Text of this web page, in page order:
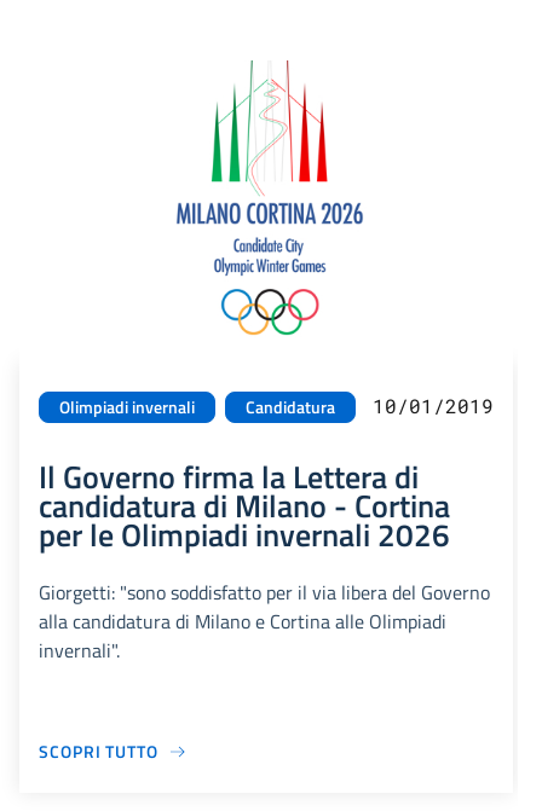
Olimpiadi invernali Candidatura 10/01/2019
Il Governo firma la Lettera di
candidatura di Milano - Cortina
per le Olimpiadi invernali 2026
Giorgetti: "sono soddisfatto per il via libera del Governo
alla candidatura di Milano e Cortina alle Olimpiadi
invernali".
SCOPRI TUTTO